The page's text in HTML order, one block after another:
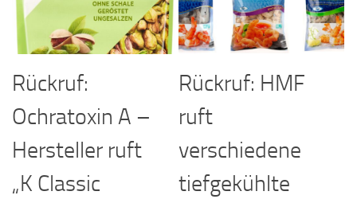
Rückruf:
Ochratoxin A –
Hersteller ruft
„K Classic
Rückruf: HMF
ruft
verschiedene
tiefgekühlte